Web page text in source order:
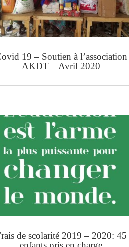
19 – Soutien à l’association
AKDT – Avril 2020
de scolarité 2019 – 2020: 45